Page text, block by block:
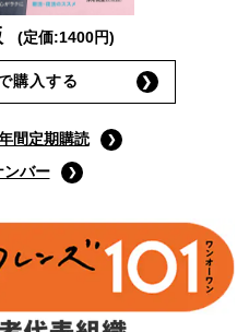
(定価:1400円)
購入する
間定期購読
ンバー